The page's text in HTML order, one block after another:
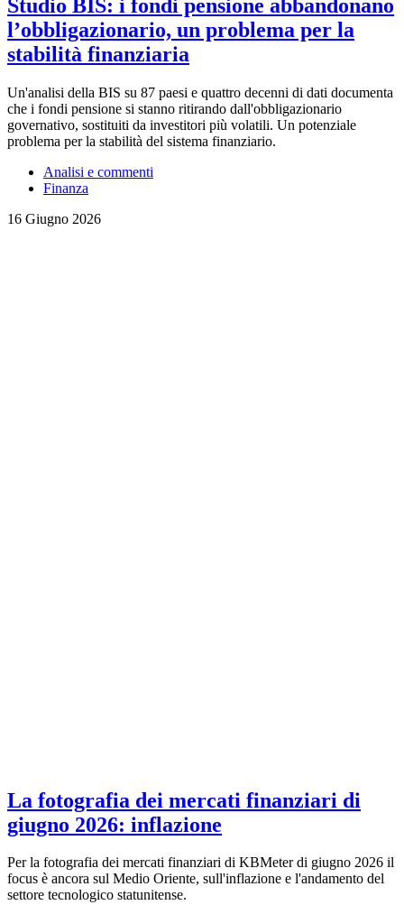
Studio BIS: i fondi pensione abbandonano
l’obbligazionario, un problema per la
stabilità finanziaria
Un'analisi della BIS su 87 paesi e quattro decenni di dati documenta
che i fondi pensione si stanno ritirando dall'obbligazionario
governativo, sostituiti da investitori più volatili. Un potenziale
problema per la stabilità del sistema finanziario.
Analisi e commenti
Finanza
16 Giugno 2026
La fotografia dei mercati finanziari di
giugno 2026: inflazione
Per la fotografia dei mercati finanziari di KBMeter di giugno 2026 il
focus è ancora sul Medio Oriente, sull'inflazione e l'andamento del
settore tecnologico statunitense.